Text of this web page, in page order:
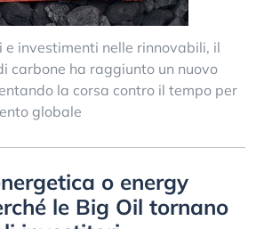
e investimenti nelle rinnovabili, il
carbone ha raggiunto un nuovo
la corsa contro il tempo per
globale
o energy
le Big Oil tornano